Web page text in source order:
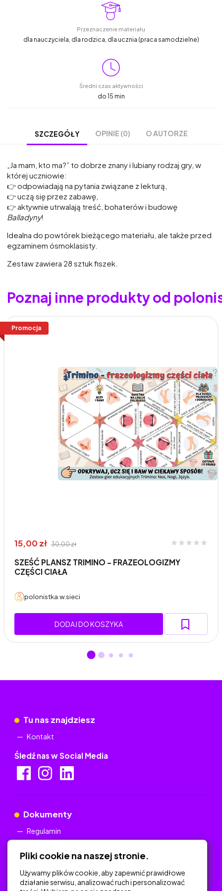
Przeznaczenie materiału
dla nauczyciela, dla rodzica, dla ucznia (praca samodzielne)
Średni czas aktywności
do 15 min
SZCZEGÓŁY OPINIE (0) O AUTORZE
„Ja mam, kto ma?” to dobrze znany i lubiany rodzaj gry, w
której uczniowie:
👉 odpowiadają na pytania związane z lekturą,
👉 uczą się przez zabawę,
👉 aktywnie utrwalają treść, bohaterów i budowę
Balladyny!
Idealna do powtórek bieżącego materiału, ale także przed
egzaminem ósmoklasisty.
Zestaw zawiera 28 sztuk fiszek.
Poznaj inne produkty od
Promocja
15,00 zł 30,00 zł
SZEŚĆ PLANSZ TRIMINO - FRAZEOLOGIZMY
CZĘŚCI CIAŁA
polonistka.w.sieci
DODAJ DO KOSZYKA
Tu nas znajdziesz
Kontakt
Śledź nas w Social Media
Dokumenty
Regulamin
Pliki cookie na naszej stronie.
Używamy plików cookie, aby zapewnić prawidłowe
działanie serwisu, analizować ruch i personalizować